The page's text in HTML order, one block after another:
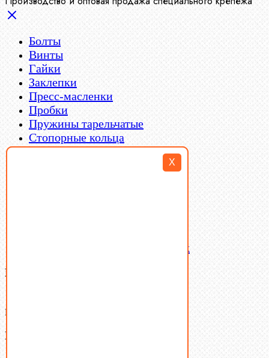
X
Болты
Винты
Гайки
Заклепки
Пресс-масленки
Пробки
Пружины тарельчатые
Стопорные кольца
Такелаж
Латунный и бронзовый крепеж
Ваша корзина
В корзине нет товаров.
Поиск